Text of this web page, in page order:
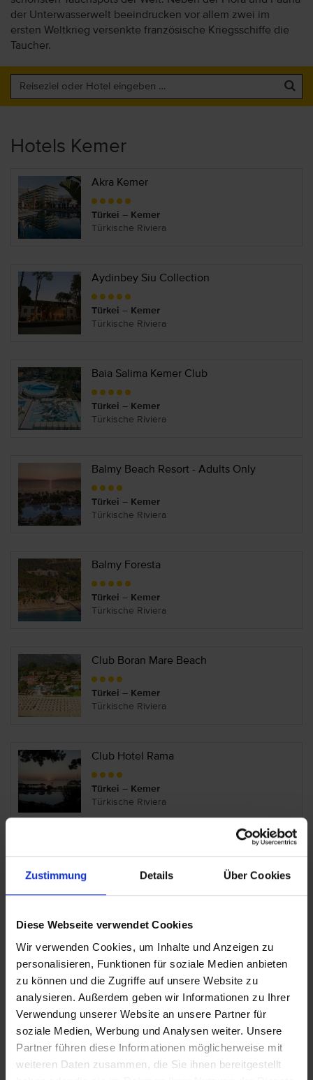
Zustimmung Details Über Cookies
Diese Webseite verwendet Cookies
Wir verwenden Cookies, um Inhalte und Anzeigen zu
personalisieren, Funktionen für soziale Medien anbieten
zu können und die Zugriffe auf unsere Website zu
analysieren. Außerdem geben wir Informationen zu Ihrer
Verwendung unserer Website an unsere Partner für
soziale Medien, Werbung und Analysen weiter. Unsere
Partner führen diese Informationen möglicherweise mit
weiteren Daten zusammen, die Sie ihnen bereitgestellt
der Unterwasserwelt beeindrucken vor allem zwei im
ersten Weltkrieg versenkte französische Kriegsschiffe die
Taucher.
Hotels Kemer
Akra Kemer
Türkei – Kemer
Türkische Riviera
Aydinbey Siu Collection
Türkei – Kemer
Türkische Riviera
Baia Salima Kemer Club
Türkei – Kemer
Türkische Riviera
Balmy Beach Resort - Adults Only
Türkei – Kemer
Türkische Riviera
Balmy Foresta
Türkei – Kemer
Türkische Riviera
Club Boran Mare Beach
Türkei – Kemer
Türkische Riviera
Club Hotel Rama
Türkei – Kemer
Türkische Riviera
Türkische Riviera
Corendon Playa Kemer
Türkei – Kemer
Türkische Riviera
Crystal Aura Aqua Collection